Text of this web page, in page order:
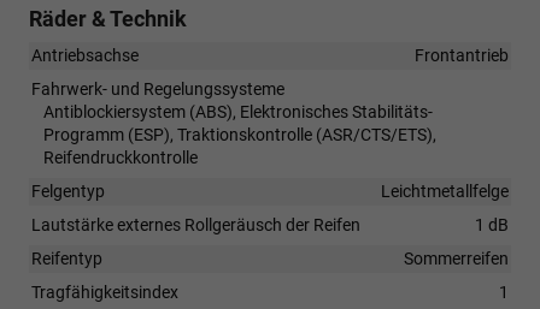
Räder & Technik
Antriebsachse
Frontantrieb
Fahrwerk- und Regelungssysteme
Antiblockiersystem (ABS), Elektronisches Stabilitäts-
Programm (ESP), Traktionskontrolle (ASR/CTS/ETS),
Reifendruckkontrolle
Felgentyp
Leichtmetallfelge
Lautstärke externes Rollgeräusch der Reifen
1 dB
Reifentyp
Sommerreifen
Tragfähigkeitsindex
1